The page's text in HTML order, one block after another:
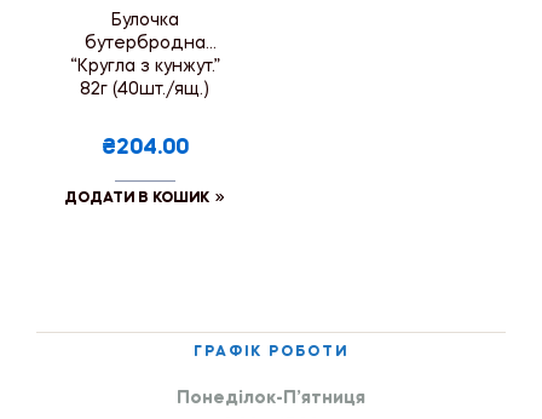
Булочка
бутербродна
“Кругла з кунжут.”
82г (40шт./ящ.)
₴204.00
ДОДАТИ В КОШИК
ГРАФІК РОБОТИ
Понеділок-П’ятниця